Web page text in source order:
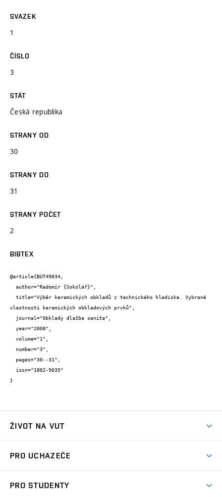
SVAZEK
1
ČÍSLO
3
STÁT
Česká republika
STRANY OD
30
STRANY DO
31
STRANY POČET
2
BIBTEX
@article{BUT49034,
vlastnosti keramických obkladových prvků",
}
ŽIVOT NA VUT
Koleje
PRO UCHAZEČE
PRO STUDENTY